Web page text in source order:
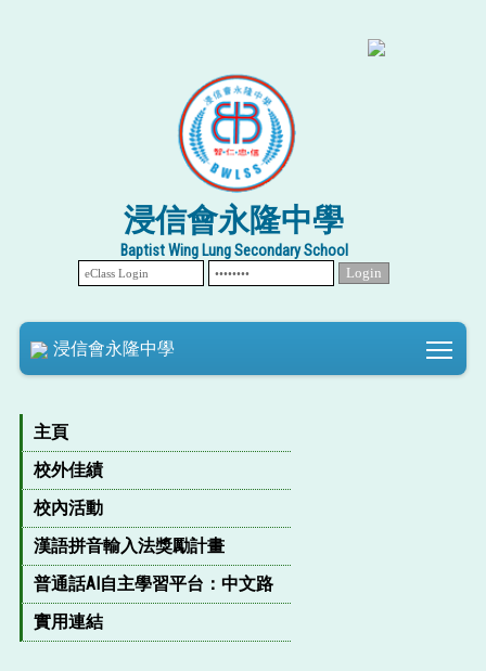
浸信會永隆中學
Baptist Wing Lung Secondary School
浸信會永隆中學
主頁
校外佳績
校內活動
漢語拼音輸入法獎勵計畫
普通話AI自主學習平台：中文路
實用連結